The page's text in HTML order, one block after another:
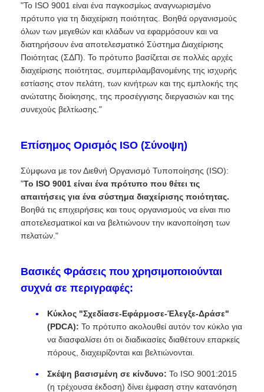
"Το ISO 9001 είναι ένα παγκοσμίως αναγνωρισμένο
πρότυπο για τη διαχείριση ποιότητας. Βοηθά οργανισμούς
όλων των μεγεθών και κλάδων να εφαρμόσουν και να
διατηρήσουν ένα αποτελεσματικό Σύστημα Διαχείρισης
Ποιότητας (ΣΔΠ). Το πρότυπο βασίζεται σε πολλές αρχές
διαχείρισης ποιότητας, συμπεριλαμβανομένης της ισχυρής
εστίασης στον πελάτη, των κινήτρων και της εμπλοκής της
ανώτατης διοίκησης, της προσέγγισης διεργασιών και της
συνεχούς βελτίωσης."
Επίσημος Ορισμός ISO (Σύνοψη)
Σύμφωνα με τον Διεθνή Οργανισμό Τυποποίησης (ISO):
"Το ISO 9001 είναι ένα πρότυπο που θέτει τις
απαιτήσεις για ένα σύστημα διαχείρισης ποιότητας.
Βοηθά τις επιχειρήσεις και τους οργανισμούς να είναι πιο
αποτελεσματικοί και να βελτιώνουν την ικανοποίηση των
πελατών."
Βασικές Φράσεις που χρησιμοποιούνται
συχνά σε περιγραφές:
Κύκλος "Σχεδίασε-Εφάρμοσε-Έλεγξε-Δράσε"
(PDCA): Το πρότυπο ακολουθεί αυτόν τον κύκλο για
να διασφαλίσει ότι οι διαδικασίες διαθέτουν επαρκείς
πόρους, διαχειρίζονται και βελτιώνονται.
Σκέψη βασισμένη σε κίνδυνο: Το ISO 9001:2015
(η τρέχουσα έκδοση) δίνει έμφαση στην κατανόηση